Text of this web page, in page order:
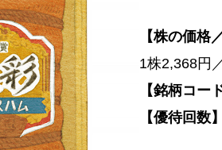
【株の価格
1株2,368円
【銘柄コー
【優待回数】